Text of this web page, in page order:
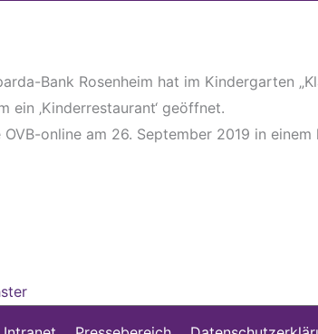
Bank Rosenheim hat im Kindergarten
ein ‚Kinderrestaurant‘ geöffnet.
online am 26. September 2019 in einem